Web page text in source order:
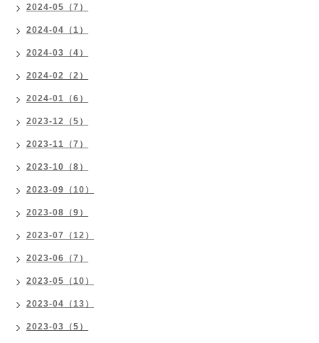
2024-05（7）
2024-04（1）
2024-03（4）
2024-02（2）
2024-01（6）
2023-12（5）
2023-11（7）
2023-10（8）
2023-09（10）
2023-08（9）
2023-07（12）
2023-06（7）
2023-05（10）
2023-04（13）
2023-03（5）